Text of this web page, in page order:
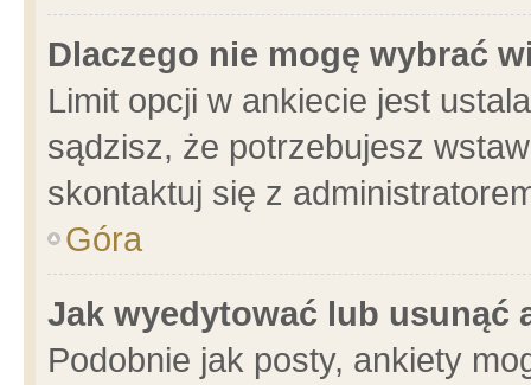
Dlaczego nie mogę wybrać
Limit opcji w ankiecie jest
sądzisz, że potrzebujesz
skontaktuj się z
Góra
Jak wyedytować lub usunąć
Podobnie jak posty, ankiety